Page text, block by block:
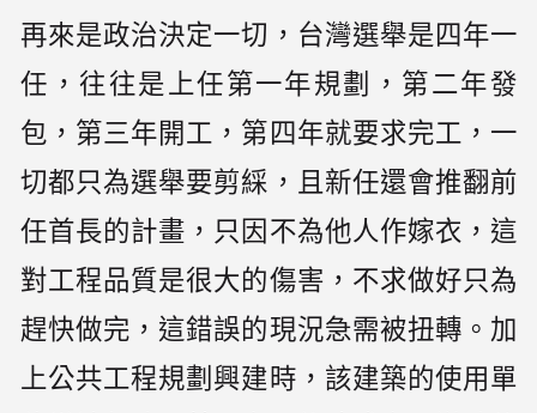
再來是政治決定一切，台灣選舉是四年一
任，往往是上任第一年規劃，第二年發
包，第三年開工，第四年就要求完工，一
切都只為選舉要剪綵，且新任還會推翻前
任首長的計畫，只因不為他人作嫁衣，這
對工程品質是很大的傷害，不求做好只為
趕快做完，這錯誤的現況急需被扭轉。加
上公共工程規劃興建時，該建築的使用單